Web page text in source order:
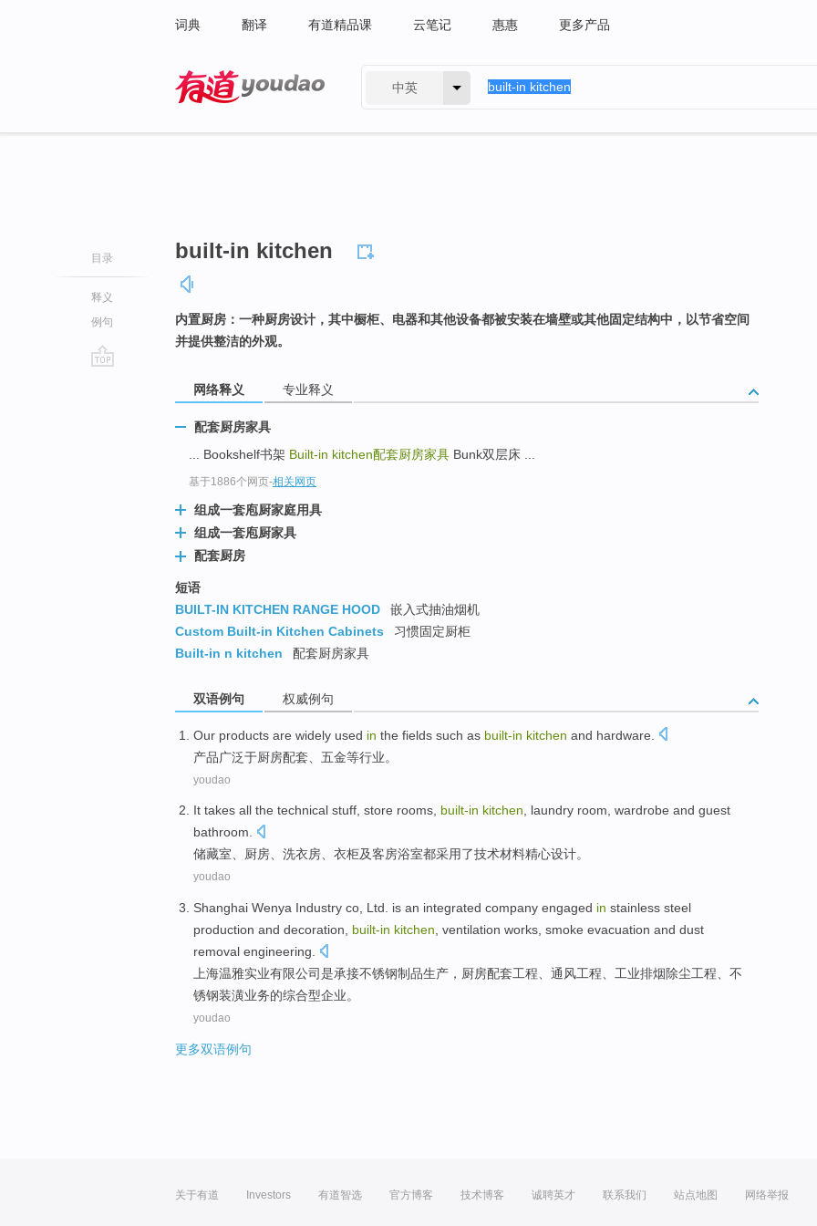
词典 翻译 有道精品课 云笔记 惠惠 更多产品
中英
目录
释义
例句
built-in kitchen
内置厨房：一种厨房设计，其中橱柜、电器和其他设备都被安装在墙壁或其他固定结构中，以节省空间
并提供整洁的外观。
网络释义 专业释义
配套厨房家具
... Bookshelf书架 Built-in kitchen配套厨房家具 Bunk双层床 ...
基于1886个网页-相关网页
组成一套庖厨家庭用具
组成一套庖厨家具
配套厨房
短语
BUILT-IN KITCHEN RANGE HOOD
嵌入式抽油烟机
Custom Built-in Kitchen Cabinets
习惯固定厨柜
Built-in n kitchen
配套厨房家具
双语例句 权威例句
Our products are widely used in the fields such as built-in kitchen and hardware
产品广泛于厨房配套 、五金等行业。
youdao
It takes all the technical stuff, store rooms, built-in kitchen, laundry room, wardrobe and guest
bathroom.
储藏室、 厨房、 洗衣房、 衣柜及客房浴室都采用了技术材料精心设计。
youdao
Shanghai Wenya Industry co , Ltd. is an integrated company engaged in stainless steel
production and decoration built-in kitchen ventilation works smoke evacuation and dust
removal engineering
上海温雅实业有限公司是承接不锈钢制品生产 ， 厨房配套工程 通风工程、工业排烟除尘工程、不
锈钢装潢业务的综合型企业。
youdao
更多双语例句
关于有道 Investors 有道智选 官方博客 技术博客 诚聘英才 联系我们 站点地图 网络举报